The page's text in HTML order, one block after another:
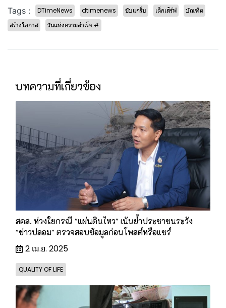
Tags : DTimeNews dtimenews ขับแกร็บ เด็กเสิร์ฟ
บัณฑิต
สร้างโอกาส
วันแห่งความสำเร็จ #
บทความที่เกี่ยวข้อง
สคส. ห่วงใยกรณี "แผ่นดินไหว" เน้นย้ำประชาชนระวัง
"ข่าวปลอม" ตรวจสอบข้อมูลก่อนโพสต์หรือแชร์
2 เม.ย. 2025
QUALITY OF LIFE